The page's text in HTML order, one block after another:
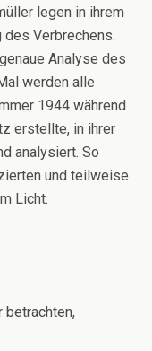
legen in ihrem
des Verbrechens.
Analyse des
werden alle
1944 während
erstellte, in ihrer
analysiert. So
und teilweise
Licht.
betrachten,